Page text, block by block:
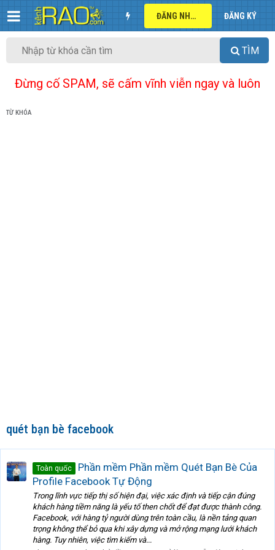
ĐĂNG NHẬP ĐĂNG KÝ
TÌM
Đừng cố SPAM, sẽ cấm vĩnh viễn ngay và luôn
TỪ KHÓA
quét bạn bè facebook
Toàn quốc
Phần mềm Phần mềm Quét Bạn Bè Của
Profile Facebook Tự Động
Trong lĩnh vực tiếp thị số hiện đại, việc xác định và tiếp cận đúng
khách hàng tiềm năng là yếu tố then chốt để đạt được thành công.
Facebook, với hàng tỷ người dùng trên toàn cầu, là nền tảng quan
trọng không thể bỏ qua khi xây dựng và mở rộng mạng lưới khách
hàng. Tuy nhiên, việc tìm kiếm và...